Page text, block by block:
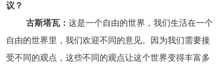
议？
古斯塔瓦： 这是一个自由的世界，我们生活在一个
自由的世界里，我们欢迎不同的意见。因为我们需要接
受不同的观点，这些不同的观点让这个世界变得丰富多